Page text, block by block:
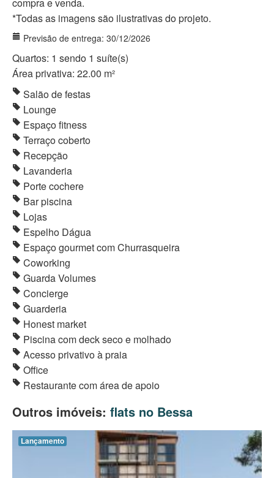
*Todas as imagens são ilustrativas do projeto.
Previsão de entrega: 30/12/2026
Quartos: 1 sendo 1 suíte(s)
Área privativa: 22.00 m²
Salão de festas
Lounge
Espaço fitness
Terraço coberto
Recepção
Lavanderia
Porte cochere
Bar piscina
Lojas
Espelho Dágua
Espaço gourmet com Churrasqueira
Coworking
Guarda Volumes
Concierge
Guarderia
Honest market
Piscina com deck seco e molhado
Acesso privativo à praia
Office
Restaurante com área de apoio
Outros imóveis: flats no Bessa
Lançamento